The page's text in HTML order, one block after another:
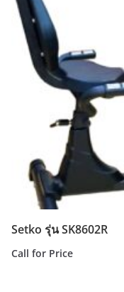
Setko รุ่น SK8602R
Call for Price